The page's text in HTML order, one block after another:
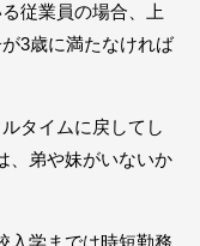
従業員の場合、上
3歳に満たなければ
タイムに戻してし
、弟や妹がいないか